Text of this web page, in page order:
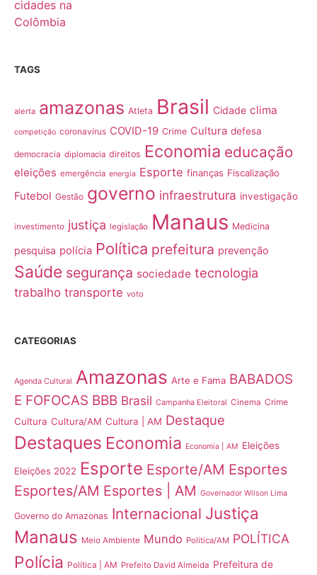
TAGS
alerta amazonas Atleta Brasil Cidade clima
competição coronavírus COVID-19 Crime Cultura defesa
democracia diplomacia direitos Economia educação
eleições emergência energia Esporte finanças Fiscalização
Futebol Gestão governo infraestrutura investigação
investimento justiça legislação Manaus Medicina
pesquisa polícia Política prefeitura prevenção
Saúde segurança sociedade tecnologia
trabalho transporte voto
CATEGORIAS
Agenda Cultural Amazonas Arte e Fama BABADOS
E FOFOCAS BBB Brasil Campanha Eleitoral Cinema Crime
Cultura Cultura/AM Cultura | AM Destaque
Destaques Economia Economia | AM Eleições
Eleições 2022 Esporte Esporte/AM Esportes
Esportes/AM Esportes | AM Governador Wilson Lima
Governo do Amazonas Internacional Justiça
Manaus Meio Ambiente Mundo Politica/AM POLÍTICA
Polícia Política | AM Prefeito David Almeida Prefeitura de